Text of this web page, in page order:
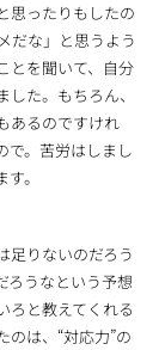
思ったりもしたの
だな」と思うよう
とを聞いて、自分
た。もちろん、
あるのですけれ
で。苦労はしまし
。
足りないのだろう
ろうなという予想
ろと教えてくれる
は、“対応力”の